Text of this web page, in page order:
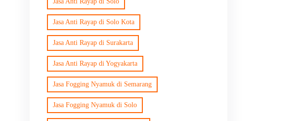
Jasa Anti Rayap di Solo Kota
Jasa Anti Rayap di Surakarta
Jasa Anti Rayap di Yogyakarta
Jasa Fogging Nyamuk di Semarang
Jasa Fogging Nyamuk di Solo